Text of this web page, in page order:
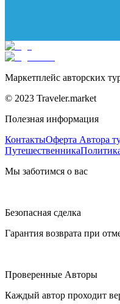
Маркетплейс авторских
© 2023 Traveler.market
Полезная информация
КонтактыОферта Автора
Путешественника
Мы заботимся о вас
Безопасная сделка
Гарантия возврата при
Проверенные Авторы
Каждый автор проходит